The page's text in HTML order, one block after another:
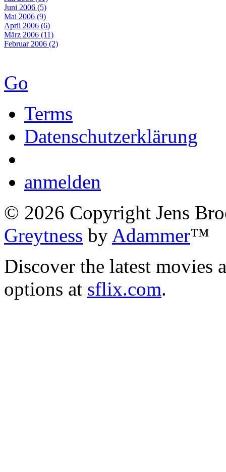
Juni 2006 (5)
Mai 2006 (9)
April 2006 (6)
März 2006 (11)
Februar 2006 (2)
Go
Terms
Datenschutzerklärung
anmelden
© 2026 Copyright Jens
Greytness by Adammer™
Discover the latest movies
options at sflix.com.